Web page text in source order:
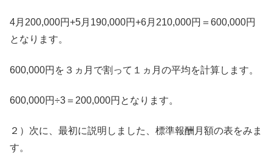
4月200,000円+5月190,000円+6月210,000円＝600,000円
となります。
600,000円を３ヵ月で割って１ヵ月の平均を計算します。
600,000円÷3＝200,000円となります。
２）次に、最初に説明しました、標準報酬月額の表をみま
す。